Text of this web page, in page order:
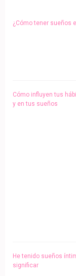
¿Cómo tener sueños
Cómo influyen tus
y en tus sueños
He tenido sueños
significar